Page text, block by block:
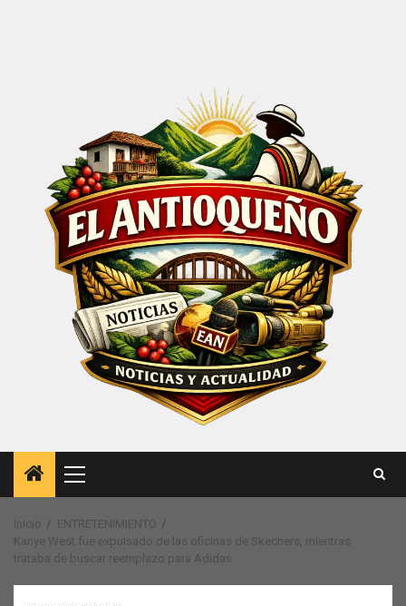
Menú
principal
Inicio
ENTRETENIMIENTO
Kanye West fue expulsado de las oficinas de Skechers, mientras
trataba de buscar reemplazo para Adidas